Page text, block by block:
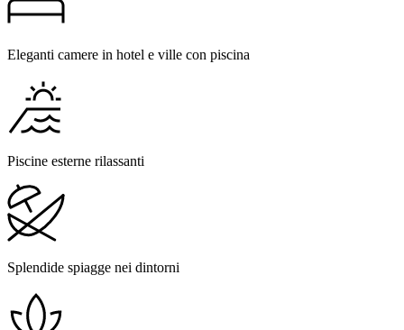
Eleganti camere in hotel e ville con piscina
Piscine esterne rilassanti
Splendide spiagge nei dintorni